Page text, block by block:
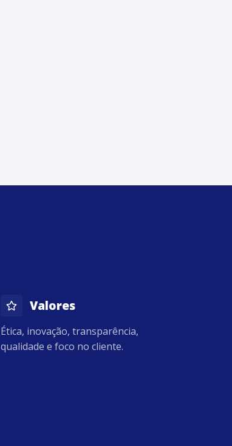
Valores
Ética, inovação, transparência,
qualidade e foco no cliente.